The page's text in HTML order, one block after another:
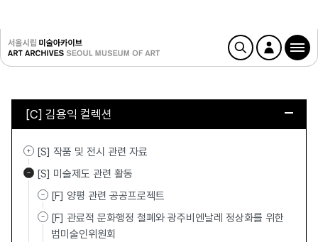
[C] 김용익 컬렉션
[S] 작품 및 전시 관련 자료
[S] 미술제도 관련 활동
[F] 양평 관련 공공프로젝트
[F] 관료적 문화행정 철폐와 광주비엔날레 정상화를 위한
범미술인위원회